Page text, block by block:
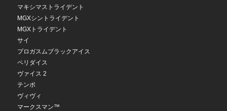
マキシマストライデント
MGXシントライデント
MGXトライデント
サイ
プロガスムブラックアイス
ペリダイス
ヴァイス 2
テンポ
ヴィヴィ
マークスマン™